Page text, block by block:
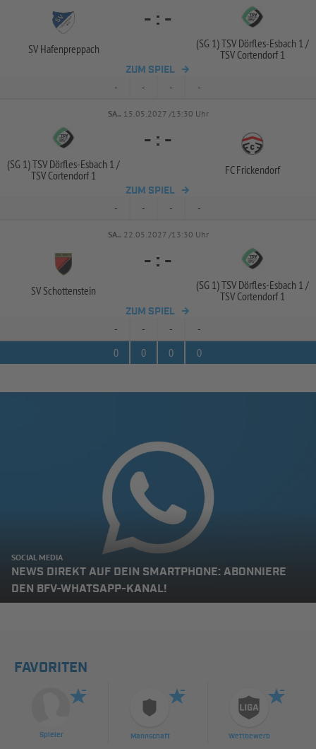
SV Hafenpreppach
- : -
(SG 1) TSV Dörfles-Esbach 1 /
TSV Cortendorf 1
ZUM SPIEL
- - - -
SA.. 15.05.2027 /13:30 Uhr
(SG 1) TSV Dörfles-Esbach 1 /
TSV Cortendorf 1
- : -
FC Frickendorf
ZUM SPIEL
- - - -
SA.. 22.05.2027 /13:30 Uhr
SV Schottenstein
- : -
(SG 1) TSV Dörfles-Esbach 1 /
TSV Cortendorf 1
ZUM SPIEL
- - -
-
0
0 0 0
SOCIAL MEDIA
NEWS DIREKT AUF DEIN SMARTPHONE: ABONNIERE
DEN BFV-WHATSAPP-KANAL!
FAVORITEN
Spieler Mannschaft Wettbewerb